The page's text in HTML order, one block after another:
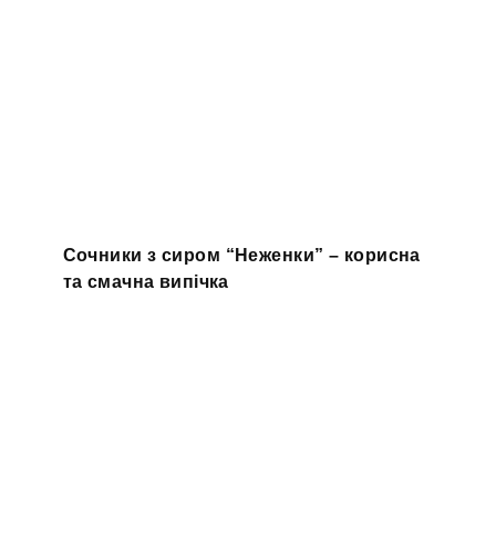
Сочники з сиром “Неженки” – корисна
та смачна випічка